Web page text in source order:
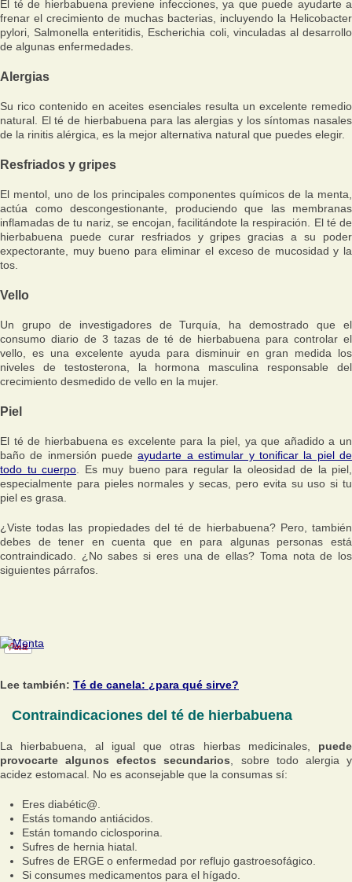
El té de hierbabuena previene infecciones, ya que puede ayudarte a
frenar el crecimiento de muchas bacterias, incluyendo la Helicobacter
pylori, Salmonella enteritidis, Escherichia coli, vinculadas al desarrollo
de algunas enfermedades.
Alergias
Su rico contenido en aceites esenciales resulta un excelente remedio
natural. El té de hierbabuena para las alergias y los síntomas nasales
de la rinitis alérgica, es la mejor alternativa natural que puedes elegir.
Resfriados y gripes
El mentol, uno de los principales componentes químicos de la menta,
actúa como descongestionante, produciendo que las membranas
inflamadas de tu nariz, se encojan, facilitándote la respiración. El té de
hierbabuena puede curar resfriados y gripes gracias a su poder
expectorante, muy bueno para eliminar el exceso de mucosidad y la
tos.
Vello
Un grupo de investigadores de Turquía, ha demostrado que el
consumo diario de 3 tazas de té de hierbabuena para controlar el
vello, es una excelente ayuda para disminuir en gran medida los
niveles de testosterona, la hormona masculina responsable del
crecimiento desmedido de vello en la mujer.
Piel
El té de hierbabuena es excelente para la piel, ya que añadido a un
baño de inmersión puedeayudarte a estimular y tonificar la piel de
todo tu cuerpo . Es muy bueno para regular la oleosidad de la piel,
especialmente para pieles normales y secas, pero evita su uso si tu
piel es grasa.
¿Viste todas las propiedades del té de hierbabuena? Pero, también
debes de tener en cuenta que en para algunas personas está
contraindicado. ¿No sabes si eres una de ellas? Toma nota de los
siguientes párrafos.
Lee también: Té de canela: ¿para qué sirve?
Contraindicaciones del té de hierbabuena
La hierbabuena, al igual que otras hierbas medicinales, puede
provocarte algunos efectos secundarios , sobre todo alergia y
acidez estomacal. No es aconsejable que la consumas sí:
Eres diabétic@.
Estás tomando antiácidos.
Están tomando ciclosporina.
Sufres de hernia hiatal.
Sufres de ERGE o enfermedad por reflujo gastroesofágico.
Si consumes medicamentos para el hígado.